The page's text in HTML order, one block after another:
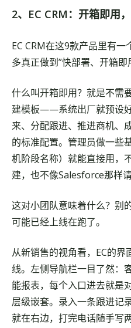
2、EC CRM：开箱即用
EC CRM在这9款产品里有
多真正做到”快部署、开箱即
什么叫开箱即用？就是不需
建模板——系统出厂就预设
来、分配跟进、推进商机、
的标准配置。管理员做一些
机阶段名称）就能直接用，
建，也不像Salesforce那样
这对小团队意味着什么？别
可能已经上线在跑了。
从新销售的视角看，EC的界
线。左侧导航栏一目了然：
能报表，每个入口进去就是
层级嵌套。录入一条跟进记
就在右边，打完电话随手写